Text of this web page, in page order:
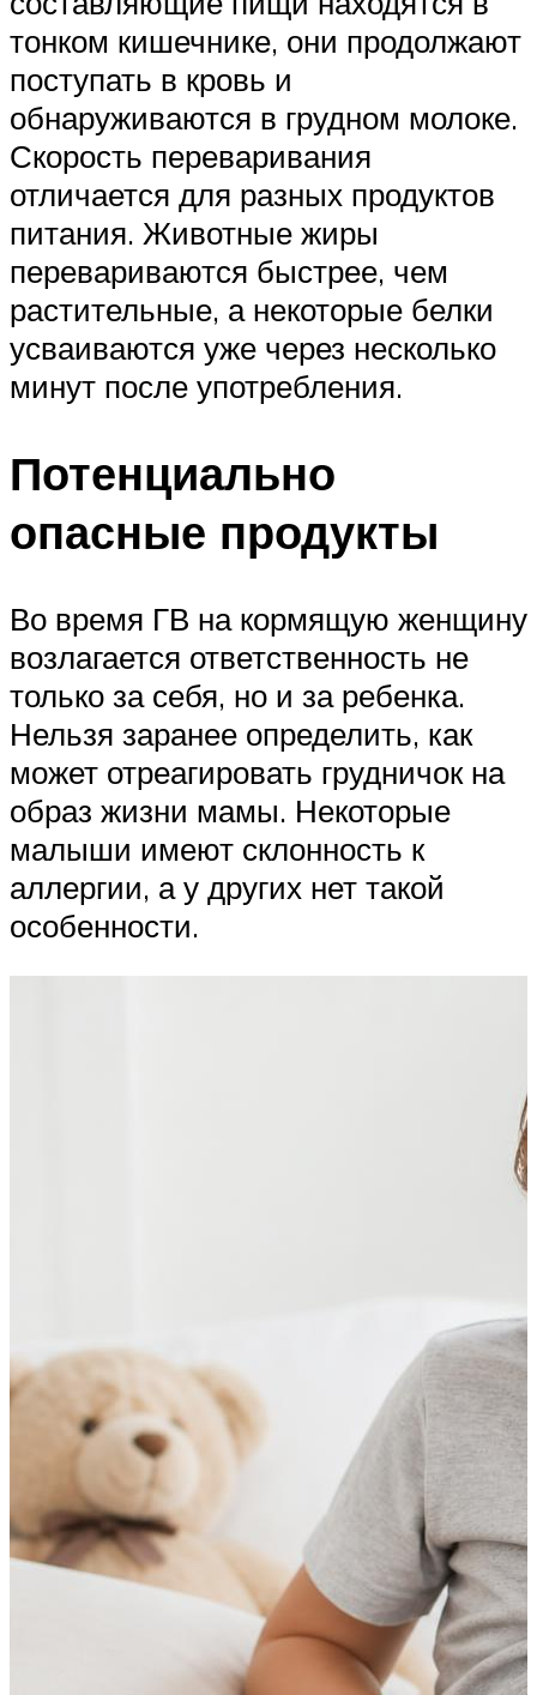
тонком кишечнике, они продолжают
поступать в кровь и
обнаруживаются в грудном молоке.
Скорость переваривания
отличается для разных продуктов
питания. Животные жиры
перевариваются быстрее, чем
растительные, а некоторые белки
усваиваются уже через несколько
минут после употребления.
Потенциально
опасные продукты
Во время ГВ на кормящую женщину
возлагается ответственность не
только за себя, но и за ребенка.
Нельзя заранее определить, как
может отреагировать грудничок на
образ жизни мамы. Некоторые
малыши имеют склонность к
аллергии, а у других нет такой
особенности.